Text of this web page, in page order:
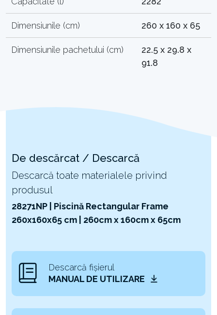
Dimensiunile (cm) 260 x 160 x 65
Dimensiunile pachetului (cm)
22.5 x 29.8 x
91.8
De descărcat / Descarcă
Descarcă toate materialele privind
produsul
28271NP | Piscină Rectangular Frame
260x160x65 cm | 260cm x 160cm x 65cm
Descarcă fișierul
MANUAL DE UTILIZARE